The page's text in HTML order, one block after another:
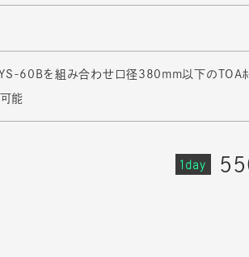
60Bを組み合わせ口径380mm以下のTOAﾎ
能
1day